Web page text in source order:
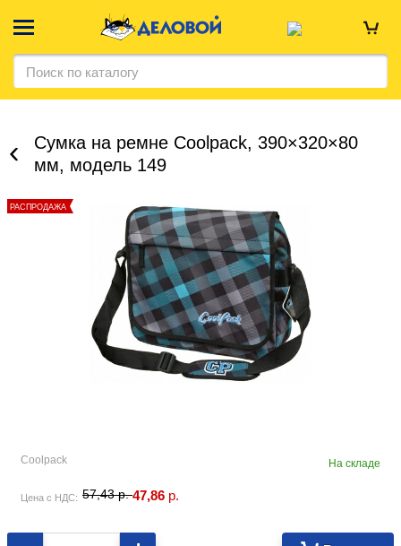
Сумка на ремне Coolpack, 390×320×80
мм, модель 149
Coolpack На складе
Цена с НДС: 57,43p.47,86 p.
РАСПРОДАЖА